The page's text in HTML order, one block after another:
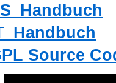
Source